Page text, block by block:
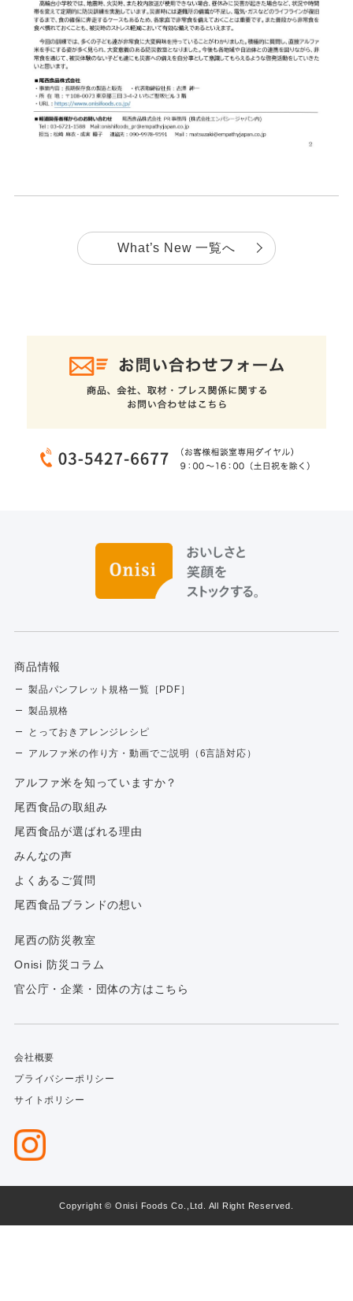
What’s New 一覧へ
商品情報
製品パンフレット規格一覧［PDF］
製品規格
とっておきアレンジレシピ
アルファ米の作り方・動画でご説明（6言語対応）
アルファ⽶を知っていますか？
尾西食品の取組み
尾西食品が選ばれる理由
みんなの声
よくあるご質問
尾西食品ブランドの想い
尾西の防災教室
Onisi 防災コラム
官公庁・企業・団体の方はこちら
会社概要
プライバシーポリシー
サイトポリシー
Copyright © Onisi Foods Co.,Ltd. All Right Reserved.